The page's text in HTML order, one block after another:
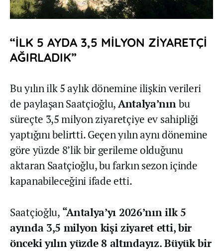
“İLK 5 AYDA 3,5 MİLYON ZİYARETÇİ
AĞIRLADIK”
Bu yılın ilk 5 aylık dönemine ilişkin verileri
de paylaşan Saatçioğlu,Antalya’nınbu
süreçte 3,5 milyon ziyaretçiye ev sahipliği
yaptığını belirtti. Geçen yılın aynı dönemine
göre yüzde 8’lik bir gerileme olduğunu
aktaran Saatçioğlu, bu farkın sezon içinde
kapanabileceğini ifade etti.
Saatçioğlu, “Antalya’yı 2026’nın ilk 5
ayında 3,5 milyon kişi ziyaret etti, bir
önceki yılın yüzde 8 altındayız. Büyük bir